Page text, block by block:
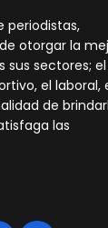
periodistas,
otorgar la
sus sectores; el
el laboral,
de
las